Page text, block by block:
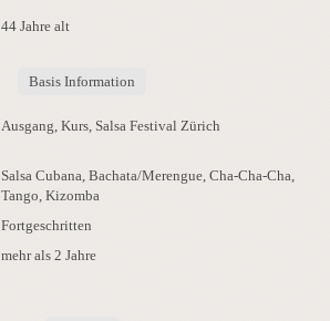
44 Jahre alt
Basis Information
Ausgang, Kurs, Salsa Festival Zürich
Salsa Cubana, Bachata/Merengue, Cha-Cha-Cha,
Tango, Kizomba
Fortgeschritten
mehr als 2 Jahre